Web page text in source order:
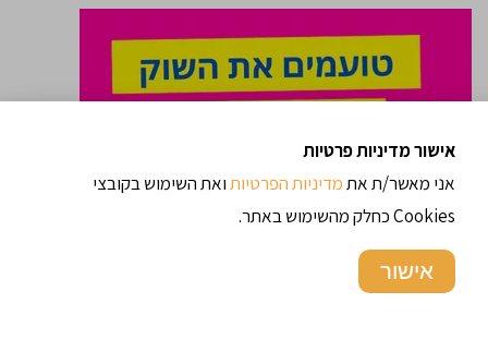
אישור מדיניות פרטיות
אני מאשר/ת אתמדיניות הפרטיותואת השימוש בקובצי
Cookies כחלק מהשימוש באתר.
אישור